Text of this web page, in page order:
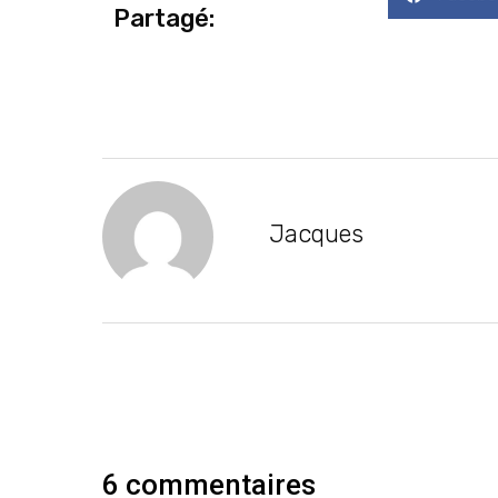
Partagé:
Jacques
6 commentaires